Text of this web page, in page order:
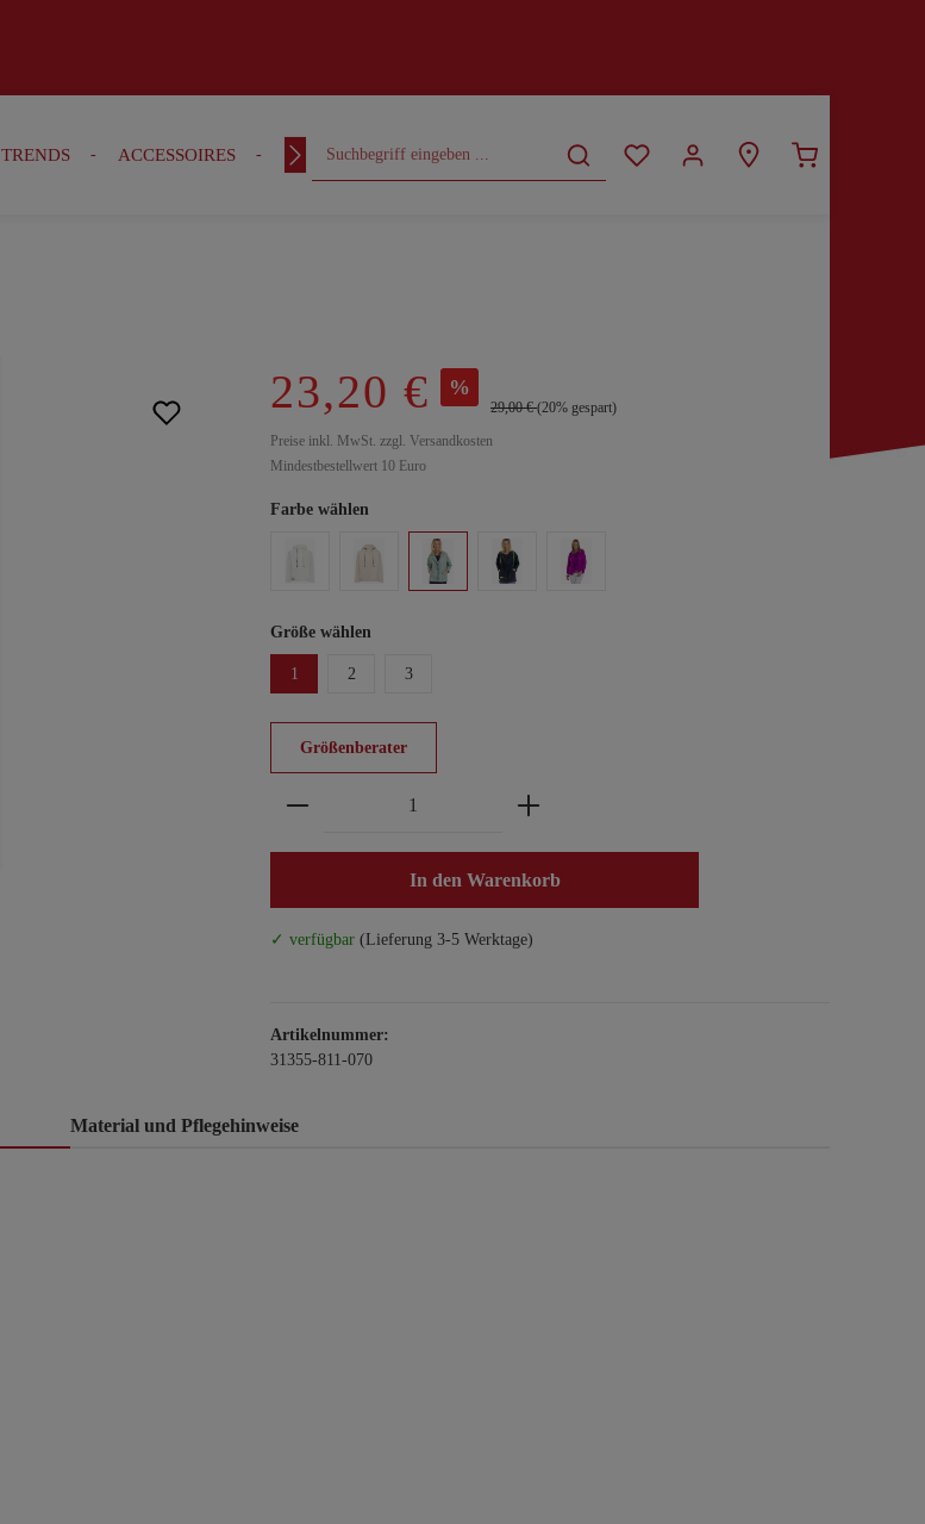
TRENDS ACCESSOIRES OUTFITS CURVY
23,20 € %
29,00 €(20% gespart)
Preise inkl. MwSt. zzgl. Versandkosten
Mindestbestellwert 10 Euro
Farbe wählen
Größe wählen
1 2 3
Größenberater
Produkt Anzahl: Gib den gewünschten Wert ein oder
In den Warenkorb
✓ verfügbar (Lieferung 3-5 Werktage)
Artikelnummer:
31355-811-070
Material und Pflegehinweise